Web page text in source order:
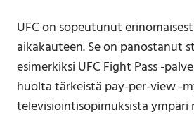
UFC on sopeutunut
aikakauteen. Se on panostanut
esimerkiksi UFC Fight Pass -
huolta tärkeistä pay-per-view -
televisiointisopimuksista ympäri